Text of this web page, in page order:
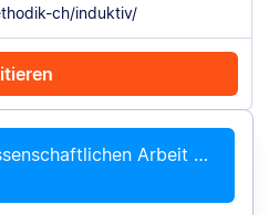
zitieren Manuell zitieren
Induktiv in deiner wissenschaftlichen Arbeit vorgehen